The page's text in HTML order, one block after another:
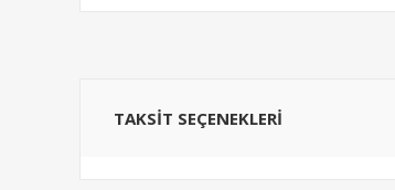
TAKSIT SEÇENEKLERI